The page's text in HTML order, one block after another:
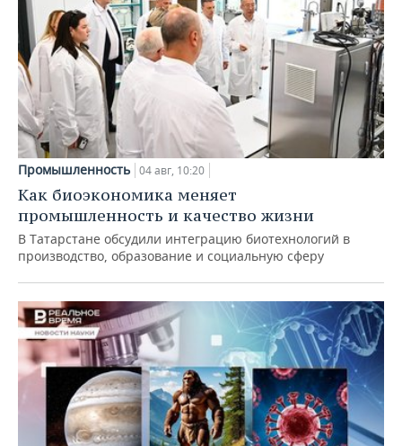
Промышленность 04 авг, 10:20
Как биоэкономика меняет
промышленность и качество жизни
В Татарстане обсудили интеграцию биотехнологий в
производство, образование и социальную сферу